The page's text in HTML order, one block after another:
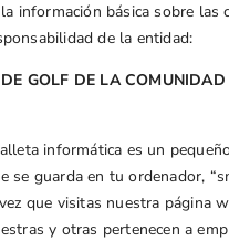
información básica sobre las
de la entidad:
GOLF DE LA COMUNIDAD
informática es un
se guarda en tu ordenador,
que visitas nuestra página
y otras pertenecen a
X WhatsApp
LinkedIn
Email